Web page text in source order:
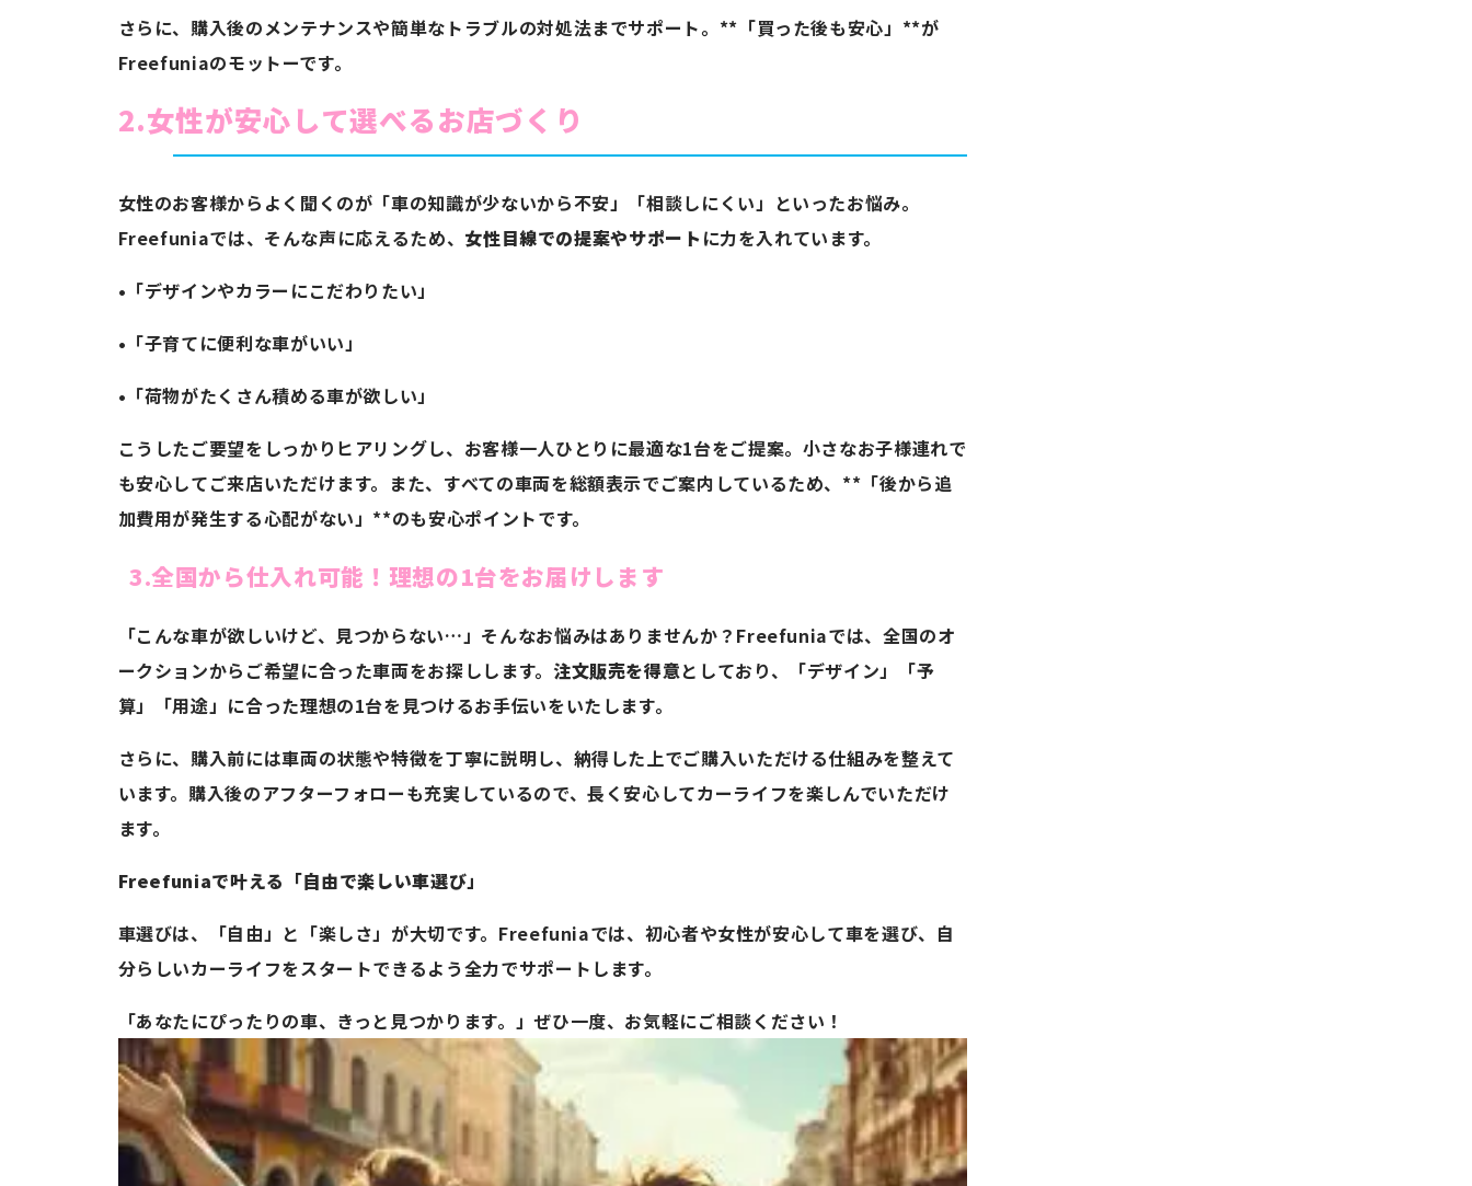
さらに、購入後のメンテナンスや簡単なトラブルの対処法までサポート。**「買った後も安心」**が
Freefuniaのモットーです。
2.女性が安心して選べるお店づくり
女性のお客様からよく聞くのが「車の知識が少ないから不安」「相談しにくい」といったお悩み。
Freefuniaでは、そんな声に応えるため、 女性目線での提案やサポートに力を入れています。
•「デザインやカラーにこだわりたい」
•「子育てに便利な車がいい」
•「荷物がたくさん積める車が欲しい」
こうしたご要望をしっかりヒアリングし、お客様一人ひとりに最適な1台をご提案。小さなお子様連れで
も安心してご来店いただけます。また、すべての車両を総額表示でご案内しているため、**「後から追
加費用が発生する心配がない」**のも安心ポイントです。
3.全国から仕入れ可能！理想の1台をお届けします
「こんな車が欲しいけど、見つからない…」そんなお悩みはありませんか？Freefuniaでは、全国のオ
ークションからご希望に合った車両をお探しします。 注文販売を得意としており、「デザイン」「予
算」「用途」に合った理想の1台を見つけるお手伝いをいたします。
さらに、購入前には車両の状態や特徴を丁寧に説明し、納得した上でご購入いただける仕組みを整えて
います。購入後のアフターフォローも充実しているので、長く安心してカーライフを楽しんでいただけ
ます。
Freefuniaで叶える「自由で楽しい車選び」
車選びは、「自由」と「楽しさ」が大切です。Freefuniaでは、初心者や女性が安心して車を選び、自
分らしいカーライフをスタートできるよう全力でサポートします。
「あなたにぴったりの車、きっと見つかります。」ぜひ一度、お気軽にご相談ください！